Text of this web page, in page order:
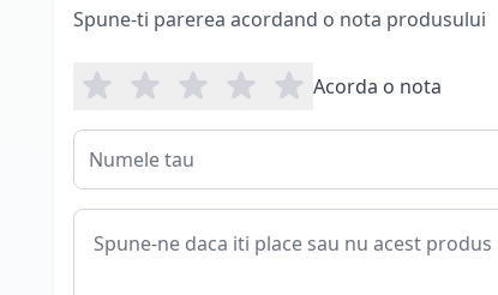
Spune-ti parerea acordand o nota produsului
Acorda o nota